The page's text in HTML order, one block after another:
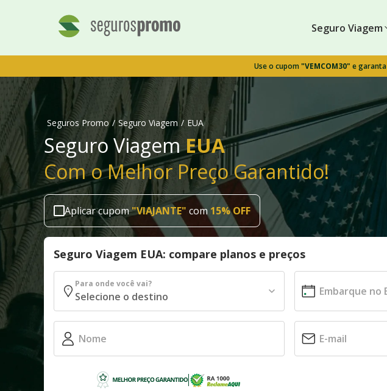
Seguro Viagem
Use o cupom"VEMCOM30" e garanta
Seguros Promo / Seguro Viagem / EUA
Seguro ViagemEUA
Com o Melhor Preço Garantido!
Aplicar cupom"VIAJANTE" com 15% OFF
Seguro Viagem EUA: compare planos e preços
Para onde você vai?